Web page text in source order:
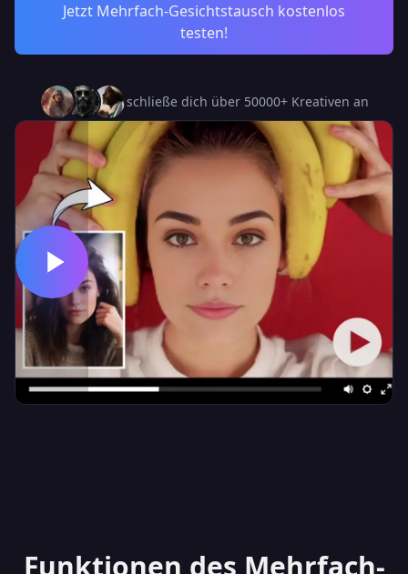
Jetzt Mehrfach-Gesichtstausch kostenlos
testen!
schließe dich über 50000+ Kreativen an
Funktionen des Mehrfach-